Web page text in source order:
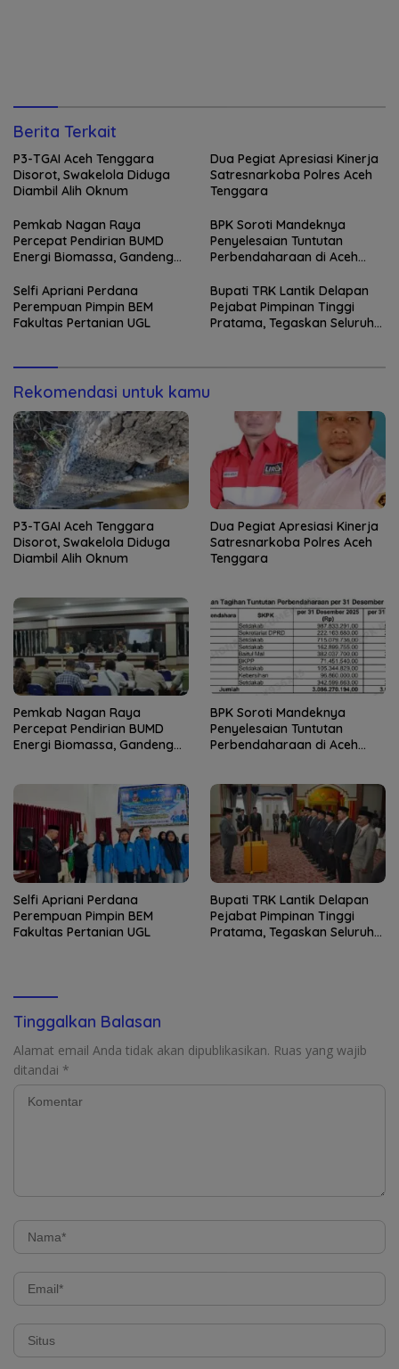
Berita Terkait
P3-TGAI Aceh Tenggara
Disorot, Swakelola Diduga
Diambil Alih Oknum
Dua Pegiat Apresiasi Kinerja
Satresnarkoba Polres Aceh
Tenggara
Pemkab Nagan Raya
Percepat Pendirian BUMD
Energi Biomassa, Gandeng
Ekosistem Briket
BPK Soroti Mandeknya
Penyelesaian Tuntutan
Perbendaharaan di Aceh
TPTGR Dinilai Lemah
Selfi Apriani Perdana
Perempuan Pimpin BEM
Fakultas Pertanian UGL
Bupati TRK Lantik Delapan
Pejabat Pimpinan Tinggi
Pratama, Tegaskan Seluruh
Rekomendasi untuk kamu
P3-TGAI Aceh Tenggara
Disorot, Swakelola Diduga
Diambil Alih Oknum
Dua Pegiat Apresiasi Kinerja
Satresnarkoba Polres Aceh
Tenggara
Pemkab Nagan Raya
Percepat Pendirian BUMD
Energi Biomassa, Gandeng
BPK Soroti Mandeknya
Penyelesaian Tuntutan
Perbendaharaan di Aceh
Selfi Apriani Perdana
Perempuan Pimpin BEM
Fakultas Pertanian UGL
Bupati TRK Lantik Delapan
Pejabat Pimpinan Tinggi
Pratama, Tegaskan Seluruh
Tinggalkan Balasan
Alamat email Anda tidak akan dipublikasikan. Ruas yang wajib
ditandai *